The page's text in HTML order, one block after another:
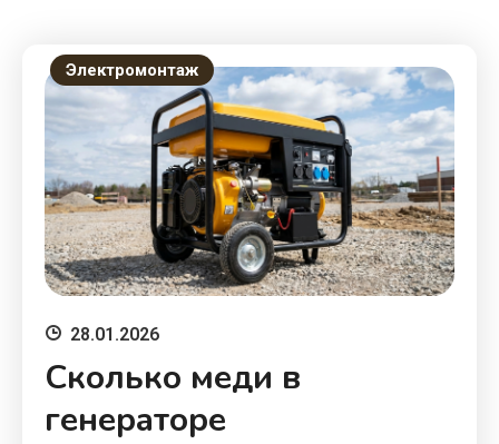
Электромонтаж
28.01.2026
Сколько меди в
генераторе